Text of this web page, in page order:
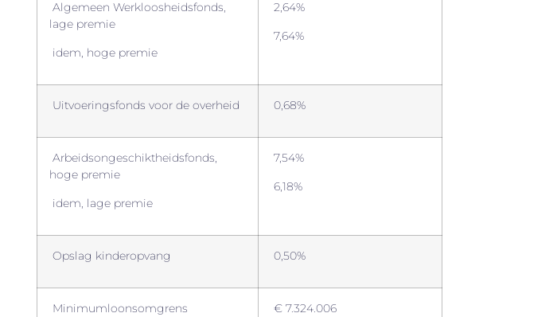
Algemeen Werkloosheidsfonds,
lage premie
idem, hoge premie
2,64%
7,64%
Uitvoeringsfonds voor de overheid 0,68%
Arbeidsongeschiktheidsfonds,
hoge premie
idem, lage premie
7,54%
6,18%
Opslag kinderopvang 0,50%
Minimumloonsomgrens
€ 7.324.006